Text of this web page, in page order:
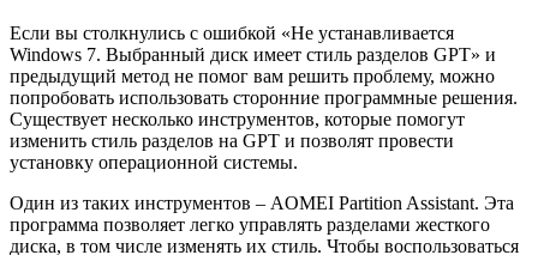
Если вы столкнулись с ошибкой «Не устанавливается
Windows 7. Выбранный диск имеет стиль разделов GPT» и
предыдущий метод не помог вам решить проблему, можно
попробовать использовать сторонние программные решения.
Существует несколько инструментов, которые помогут
изменить стиль разделов на GPT и позволят провести
установку операционной системы.
Один из таких инструментов – AOMEI Partition Assistant. Эта
программа позволяет легко управлять разделами жесткого
диска, в том числе изменять их стиль. Чтобы воспользоваться